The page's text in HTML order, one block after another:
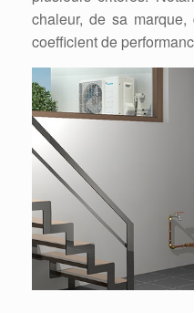
chaleur, de sa
coefficient de